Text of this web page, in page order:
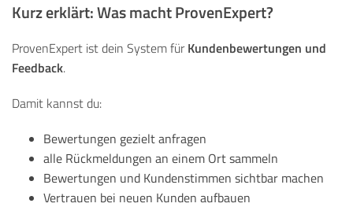
Kurz erklärt: Was macht ProvenExpert?
ProvenExpert ist dein System fürKundenbewertungen und
Feedback.
Damit kannst du:
Bewertungen gezielt anfragen
alle Rückmeldungen an einem Ort sammeln
Bewertungen und Kundenstimmen sichtbar machen
Vertrauen bei neuen Kunden aufbauen